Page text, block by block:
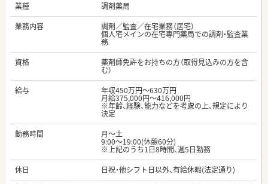
業種
調剤薬局
業務内容
調剤／監査／在宅業務（居宅）
個人宅メインの在宅専門薬局での調剤・監査業
務
資格
薬剤師免許をお持ちの方（取得見込みの方を含
む）
給与
年収450万円～630万円
月給375,000円～416,000円
※年齢、経験、能力などを考慮の上、規定により
決定
勤務時間
月～土
9:00～19:00(休憩60分)
※上記のうち1日8時間、週5日勤務
休日
日祝・他シフト日以外、有給休暇(法定通り)